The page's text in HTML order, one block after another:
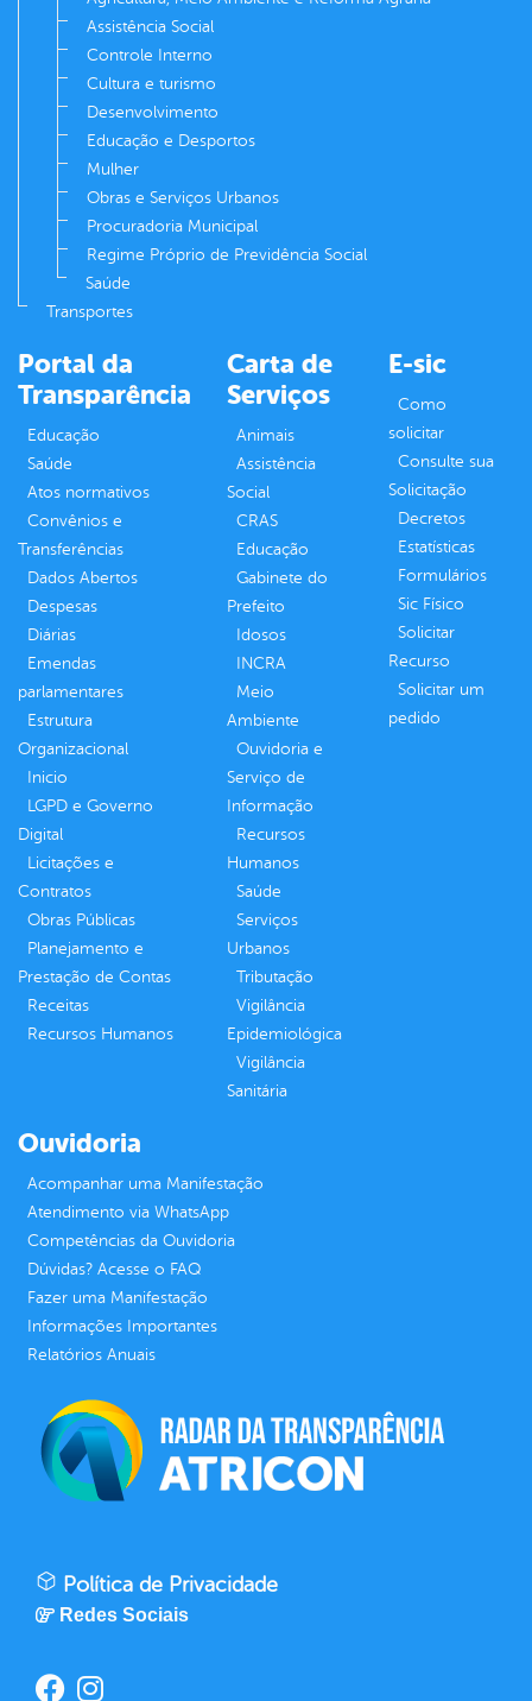
Assistência Social
Controle Interno
Cultura e turismo
Desenvolvimento
Educação e Desportos
Mulher
Obras e Serviços Urbanos
Procuradoria Municipal
Regime Próprio de Previdência Social
Saúde
Transportes
Portal da
Transparência
Educação
Saúde
Atos normativos
Convênios e
Transferências
Dados Abertos
Despesas
Diárias
Emendas
parlamentares
Estrutura
Organizacional
Inicio
LGPD e Governo
Digital
Licitações e
Contratos
Obras Públicas
Planejamento e
Prestação de Contas
Receitas
Recursos Humanos
Carta de
Serviços
Animais
Assistência
Social
CRAS
Educação
Gabinete do
Prefeito
Idosos
INCRA
Meio
Ambiente
Ouvidoria e
Serviço de
Informação
Recursos
Humanos
Saúde
Serviços
Urbanos
Tributação
Vigilância
Epidemiológica
Vigilância
Sanitária
E-sic
Como
solicitar
Consulte sua
Solicitação
Decretos
Estatísticas
Formulários
Sic Físico
Solicitar
Recurso
Solicitar um
pedido
Ouvidoria
Acompanhar uma Manifestação
Atendimento via WhatsApp
Competências da Ouvidoria
Dúvidas? Acesse o FAQ
Fazer uma Manifestação
Informações Importantes
Relatórios Anuais
Política de Privacidade
Redes Sociais